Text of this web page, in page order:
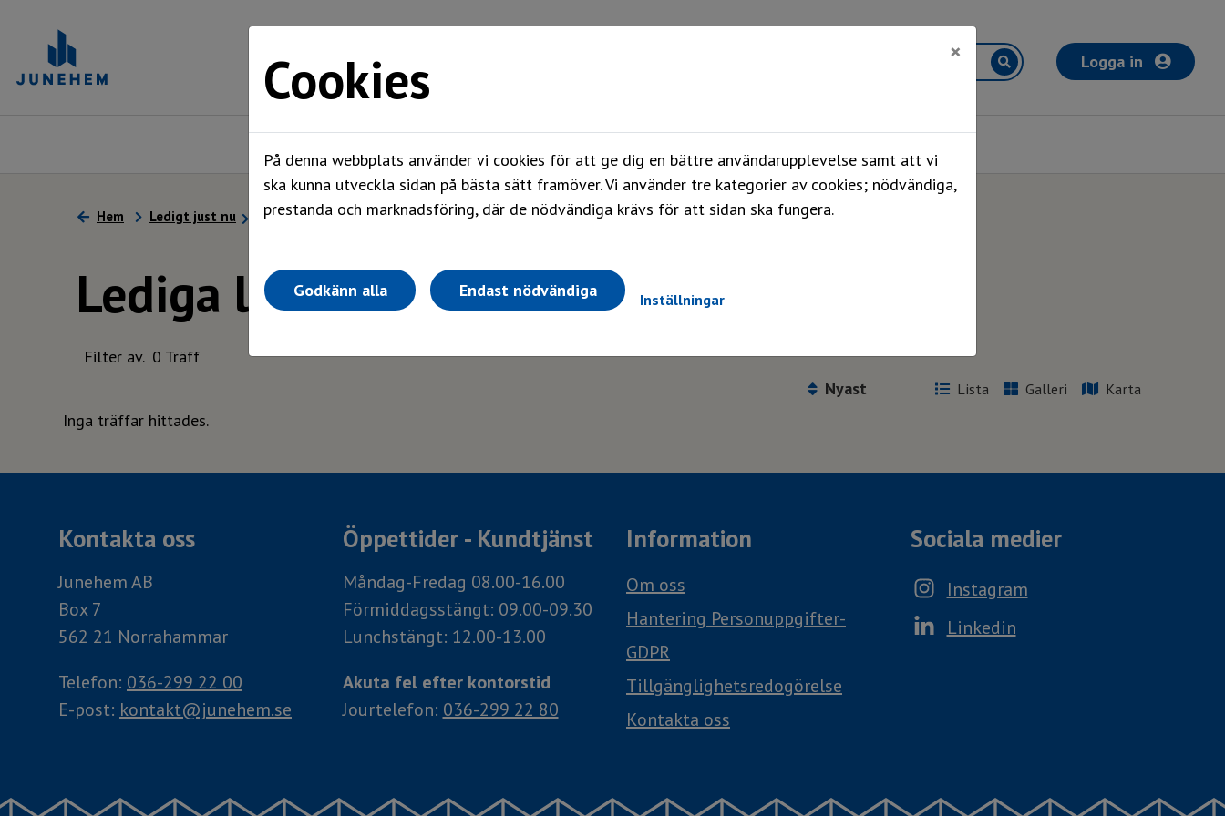
Logga in
Hem Ledigt just nu Lediga lokaler
Lediga lokaler
Filter av. 0 Träff
Lista Galleri Karta
Inga träffar hittades.
Kontakta oss
Junehem AB
Box 7
562 21 Norrahammar
Telefon: 036-299 22 00
E-post: kontakt@junehem.se
Öppettider - Kundtjänst
Måndag-Fredag 08.00-16.00
Förmiddagsstängt: 09.00-09.30
Lunchstängt: 12.00-13.00
Akuta fel efter kontorstid
Jourtelefon: 036-299 22 80
Information
Om oss
Hantering Personuppgifter-
GDPR
Tillgänglighetsredogörelse
Kontakta oss
Sociala medier
Instagram
Linkedin
Cookies ×
På denna webbplats använder vi cookies för att ge dig en bättre användarupplevelse samt att vi
ska kunna utveckla sidan på bästa sätt framöver. Vi använder tre kategorier av cookies; nödvändiga,
prestanda och marknadsföring, där de nödvändiga krävs för att sidan ska fungera.
Godkänn alla Endast nödvändiga Inställningar